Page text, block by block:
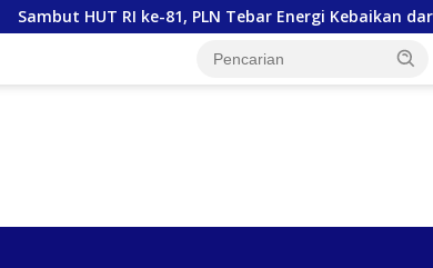
Tebar Energi Kebaikan dari Bondowoso hingga